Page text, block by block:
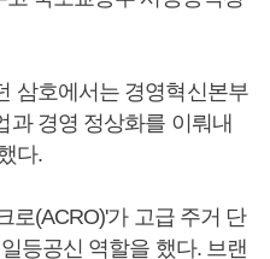
삼호에서는 경영혁신본부
과 경영 정상화를 이뤄내
다.
로(ACRO)'가 고급 주거 단
등공신 역할을 했다. 브랜